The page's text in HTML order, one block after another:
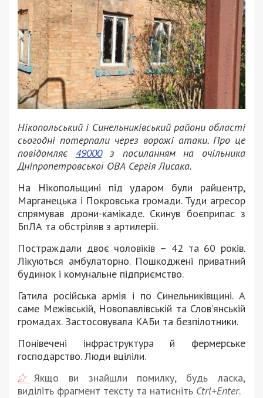
Нікопольський і Синельниківський райони області
сьогодні потерпали через ворожі атаки. Про це
повідомляє 49000з посиланням на очільника
Дніпропетровської ОВА Сергія Лисака.
На Нікопольщині під ударом були райцентр,
Марганецька і Покровська громади. Туди агресор
спрямував дрони-камікаде. Скинув боєприпас з
БпЛА та обстріляв з артилерії.
Постраждали двоє чоловіків – 42 та 60 років.
Лікуються амбулаторно. Пошкоджені приватний
будинок і комунальне підприємство.
Гатила російська армія і по Синельниківщині. А
саме Межівській, Новопавлівській та Слов’янській
громадах. Застосовувала КАБи та безпілотники.
Понівечені інфраструктура й фермерське
господарство. Люди вціліли.
Якщо ви знайшли помилку, будь ласка,
виділіть фрагмент тексту та натисніть Ctrl+Enter.